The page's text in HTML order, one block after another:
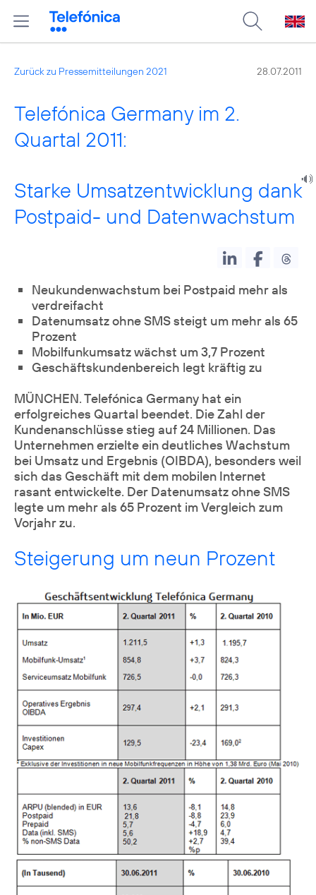
Zurück zu Pressemitteilungen 2021 28.07.2011
Telefónica Germany im 2.
Quartal 2011:
Starke Umsatzentwicklung dank
Postpaid- und Datenwachstum
Neukundenwachstum bei Postpaid mehr als
verdreifacht
Datenumsatz ohne SMS steigt um mehr als 65
Prozent
Mobilfunkumsatz wächst um 3,7 Prozent
Geschäftskundenbereich legt kräftig zu
MÜNCHEN. Telefónica Germany hat ein
erfolgreiches Quartal beendet. Die Zahl der
Kundenanschlüsse stieg auf 24 Millionen. Das
Unternehmen erzielte ein deutliches Wachstum
bei Umsatz und Ergebnis (OIBDA), besonders weil
sich das Geschäft mit dem mobilen Internet
rasant entwickelte. Der Datenumsatz ohne SMS
legte um mehr als 65 Prozent im Vergleich zum
Vorjahr zu.
Steigerung um neun Prozent